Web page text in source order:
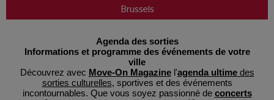
Brussels
Agenda des sorties
Informations et programme des événements de votre
ville
Découvrez avec Move-On Magazinel'agenda ultimedes
sorties culturelles, sportives et des événements
incontournables. Que vous soyez passionné de concerts